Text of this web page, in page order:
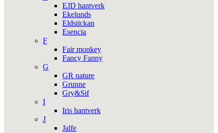
EJD hantverk
Ekelunds
Eldstickan
Esencia
F
Fair monkey
Fancy Fanny
G
GR nature
Grunne
Gry&Sif
I
Iris hantverk
J
Jalfe